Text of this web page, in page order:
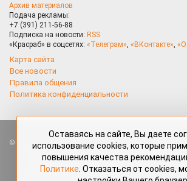
Архив материалов
Подача рекламы:
+7 (391) 211-56-88
Подписка на новости: RSS
«Красраб» в соцсетях: «Телеграм», «ВКонтакте»,
Карта сайта
Все новости
Правила общения
Политика конфиденциальности
Все права защищены. Любые материалы,
«Красраб.ру» сотрудниками редакции,
и читателями, являются объектами авторского
частичное использование материалов,
Оставаясь на сайте, Вы даете
использование cookies, которые
повышения качества
Политике . Отказаться от cookies,